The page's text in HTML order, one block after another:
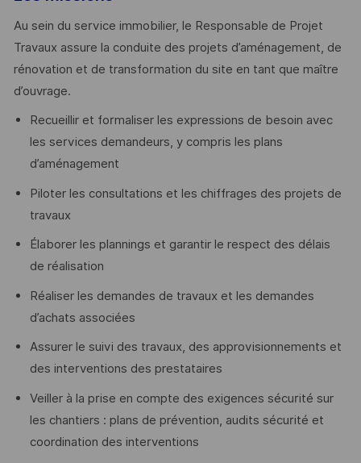
Au sein du service immobilier, le Responsable de Projet
Travaux assure la conduite des projets d’aménagement, de
rénovation et de transformation du site en tant que maître
d’ouvrage.
Recueillir et formaliser les expressions de besoin avec
les services demandeurs, y compris les plans
d’aménagement
Piloter les consultations et les chiffrages des projets de
travaux
Élaborer les plannings et garantir le respect des délais
de réalisation
Réaliser les demandes de travaux et les demandes
d’achats associées
Assurer le suivi des travaux, des approvisionnements et
des interventions des prestataires
Veiller à la prise en compte des exigences sécurité sur
les chantiers : plans de prévention, audits sécurité et
coordination des interventions